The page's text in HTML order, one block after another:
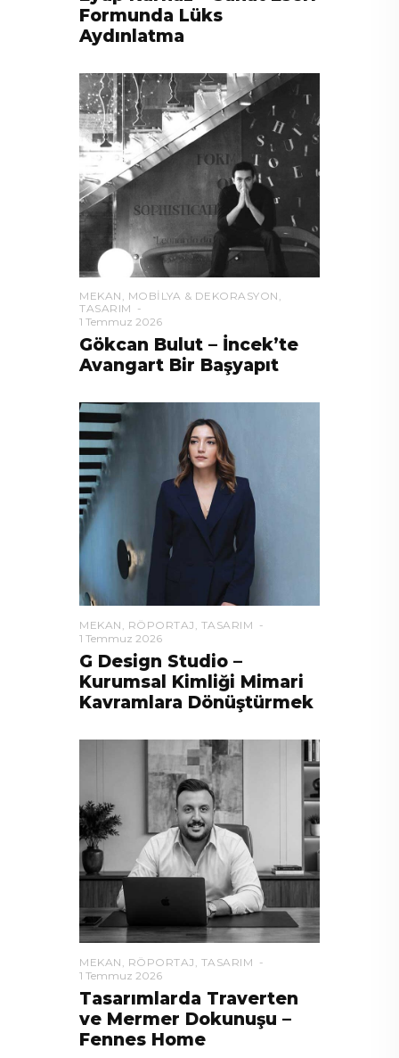
Formunda Lüks
Aydınlatma
MEKAN MOBILYA & DEKORASYON
TASARIM
1 Temmuz 2026
Gökcan Bulut – İncek’te
Avangart Bir Başyapıt
MEKAN RÖPORTAJ TASARIM
1 Temmuz 2026
G Design Studio –
Kurumsal Kimliği Mimari
Kavramlara Dönüştürmek
MEKAN RÖPORTAJ TASARIM
1 Temmuz 2026
Tasarımlarda Traverten
ve Mermer Dokunuşu –
Fennes Home